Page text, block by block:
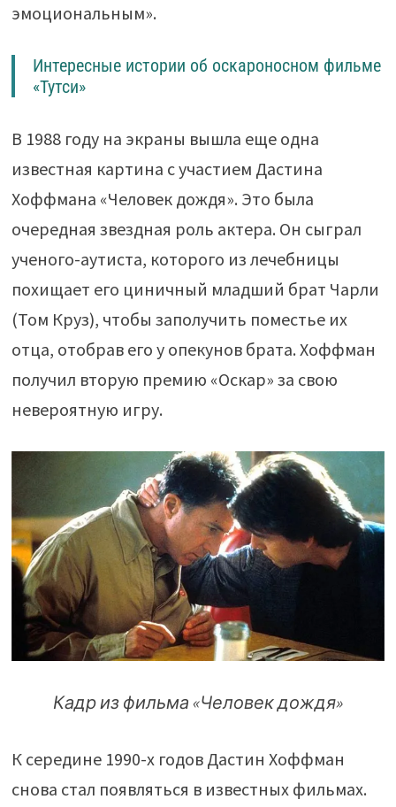
эмоциональным».
Интересные истории об оскароносном фильме
«Тутси»
В 1988 году на экраны вышла еще одна
известная картина с участием Дастина
Хоффмана «Человек дождя». Это была
очередная звездная роль актера. Он сыграл
ученого-аутиста, которого из лечебницы
похищает его циничный младший брат Чарли
(Том Круз), чтобы заполучить поместье их
отца, отобрав его у опекунов брата. Хоффман
получил вторую премию «Оскар» за свою
невероятную игру.
Кадр из фильма «Человек дождя»
К середине 1990-х годов Дастин Хоффман
снова стал появляться в известных фильмах.